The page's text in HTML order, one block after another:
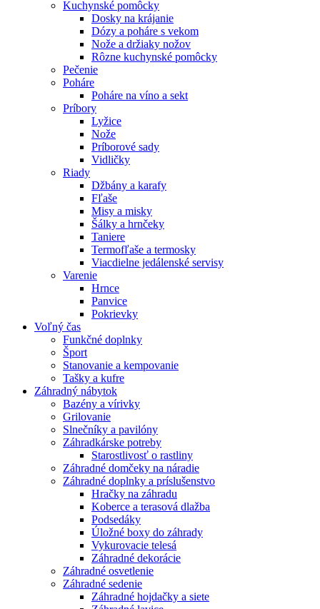
Kuchynské pomôcky
Dosky na krájanie
Dózy a poháre s vekom
Nože a držiaky nožov
Rôzne kuchynské pomôcky
Pečenie
Poháre
Poháre na víno a sekt
Príbory
Lyžice
Nože
Príborové sady
Vidličky
Riady
Džbány a karafy
Fľaše
Misy a misky
Šálky a hrnčeky
Taniere
Termofľaše a termosky
Viacdielne jedálenské servisy
Varenie
Hrnce
Panvice
Pokrievky
Voľný čas
Funkčné doplnky
Šport
Stanovanie a kempovanie
Tašky a kufre
Záhradný nábytok
Bazény a vírivky
Grilovanie
Slnečníky a pavilóny
Záhradkárske potreby
Starostlivosť o rastliny
Záhradné domčeky na náradie
Záhradné doplnky a príslušenstvo
Hračky na záhradu
Koberce a terasová dlažba
Podsedáky
Úložné boxy do záhrady
Vykurovacie telesá
Záhradné dekorácie
Záhradné osvetlenie
Záhradné sedenie
Záhradné hojdačky a siete